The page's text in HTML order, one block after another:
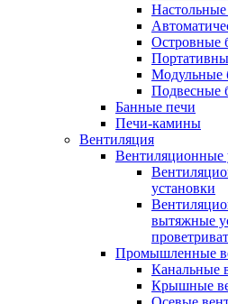
Островные
Модульные
Подвесные
Банные печи
Печи-камины
Вентиляция
Вентиляционные
установки
вытяжные
Промышленные
Канальные
Крышные